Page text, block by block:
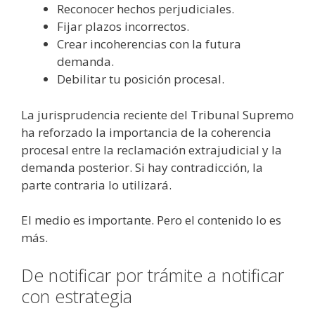
Reconocer hechos perjudiciales.
Fijar plazos incorrectos.
Crear incoherencias con la futura
demanda.
Debilitar tu posición procesal.
La jurisprudencia reciente del Tribunal Supremo
ha reforzado la importancia de la coherencia
procesal entre la reclamación extrajudicial y la
demanda posterior. Si hay contradicción, la
parte contraria lo utilizará.
El medio es importante. Pero el contenido lo es
más.
De notificar por trámite a notificar
con estrategia